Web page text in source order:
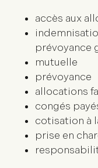
accès aux
prévoyance
mutuelle
prévoyance
allocations
congés
cotisation à
prise en